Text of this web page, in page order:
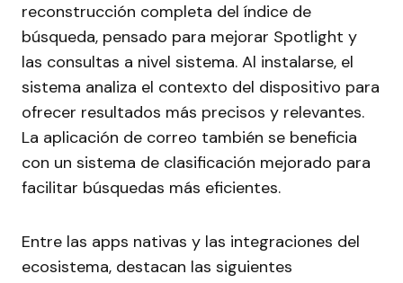
reconstrucción completa del índice de
búsqueda, pensado para mejorar Spotlight y
las consultas a nivel sistema. Al instalarse, el
sistema analiza el contexto del dispositivo para
ofrecer resultados más precisos y relevantes.
La aplicación de correo también se beneficia
con un sistema de clasificación mejorado para
facilitar búsquedas más eficientes.
Entre las apps nativas y las integraciones del
ecosistema, destacan las siguientes